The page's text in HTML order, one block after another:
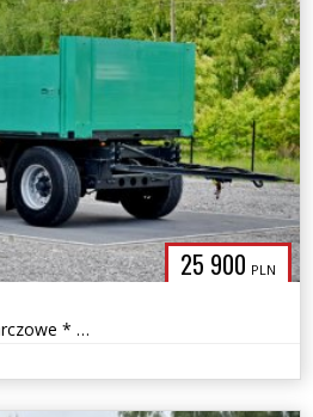
25 900 PLN
Opony 90% * Hamulce Tarczowe * Osie BPW * Wysoka Burta *